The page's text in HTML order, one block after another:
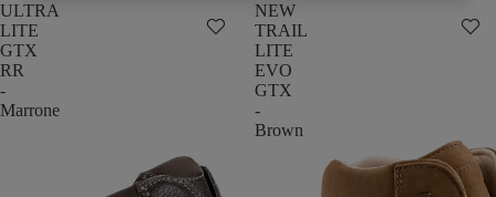
ULTRA
LITE
GTX
RR
-
Marrone
NEW
TRAIL
LITE
EVO
GTX
-
Brown